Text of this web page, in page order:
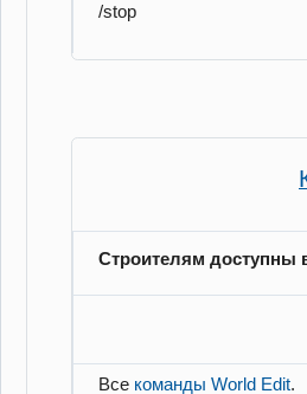
/stop
Строителям доступны
Все команды World Edit.